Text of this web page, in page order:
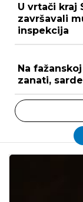
U vrtači kraj
završavali
inspekcija
Na
zanati,